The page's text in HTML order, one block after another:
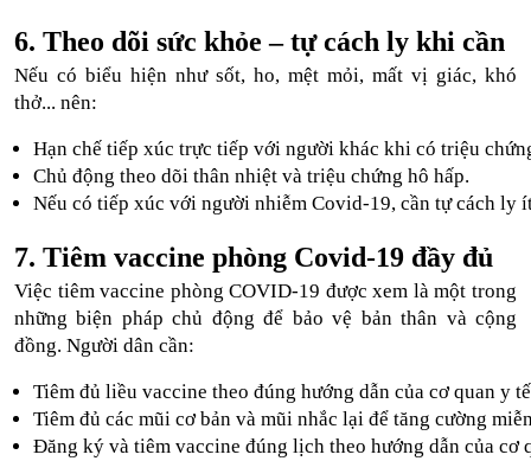
6. Theo dõi sức khỏe – tự cách ly khi cần
Nếu có biểu hiện như sốt, ho, mệt mỏi, mất vị giác, khó
thở... nên:
Hạn chế tiếp xúc trực tiếp với người khác khi có triệu
Chủ động theo dõi thân nhiệt và triệu chứng hô hấp.
Nếu có tiếp xúc với người nhiễm Covid-19, cần tự cách ly
7. Tiêm vaccine phòng Covid-19 đầy đủ
Việc tiêm vaccine phòng COVID-19 được xem là một trong
những biện pháp chủ động để bảo vệ bản thân và cộng
đồng. Người dân cần:
Tiêm đủ liều vaccine theo đúng hướng dẫn của cơ quan y
Tiêm đủ các mũi cơ bản và mũi nhắc lại để tăng cường
Đăng ký và tiêm vaccine đúng lịch theo hướng dẫn của cơ